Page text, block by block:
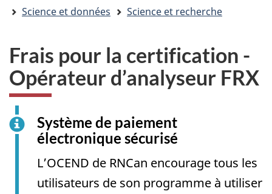
ici Science et données
Science et recherche
Frais pour la certification -
Opérateur d’analyseur FRX
Système de paiement
électronique sécurisé
L’OCEND de RNCan encourage tous les
utilisateurs de son programme à utiliser